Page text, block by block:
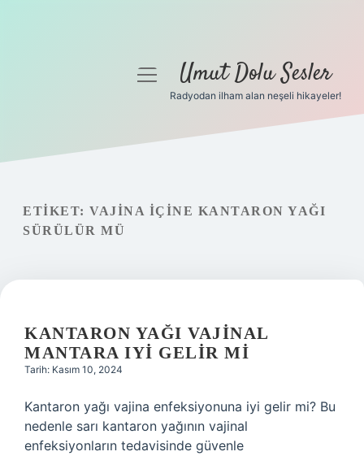
Gizlilik Politikası
Hakkımızda
menüyüUmut Dolu Sesler
Radyodan ilham alan neşeli hikayeler!
ETIKET: VAJINA IÇINE KANTARON YAĞI
SÜRÜLÜR MÜ
KANTARON YAĞI VAJINAL
MANTARA IYI GELIR MI
Tarih: Kasım 10, 2024
Kantaron yağı vajina enfeksiyonuna iyi gelir mi? Bu
nedenle sarı kantaron yağının vajinal
enfeksiyonların tedavisinde güvenle